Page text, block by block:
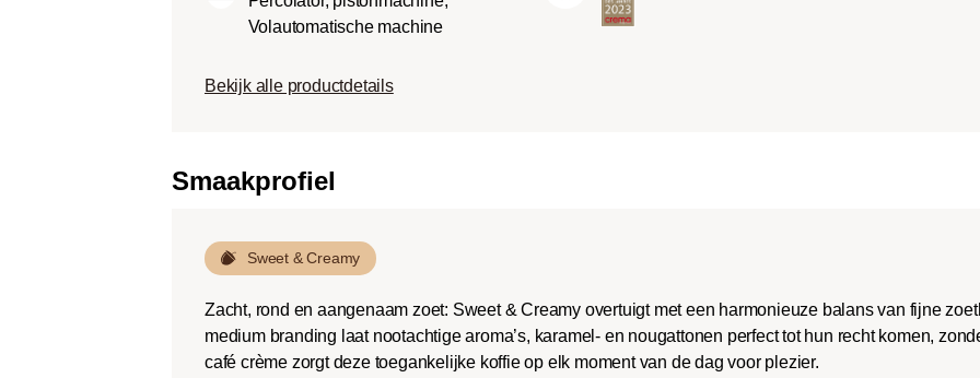
Dark roast (French-/Italian):
een lage zuurgraad.
Volautomatische machine
Bekijk alle productdetails
Smaakprofiel
Sweet & Creamy
Zacht, rond en aangenaam zoet: Sweet & Creamy overtuigt met een harmonieuze balans van fijne
medium branding laat nootachtige aroma’s, karamel- en nougattonen perfect tot hun recht komen,
café crème zorgt deze toegankelijke koffie op elk moment van de dag voor plezier.